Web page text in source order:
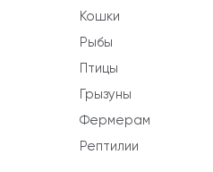
Кошки
Рыбы
Птицы
Грызуны
Фермерам
Рептилии